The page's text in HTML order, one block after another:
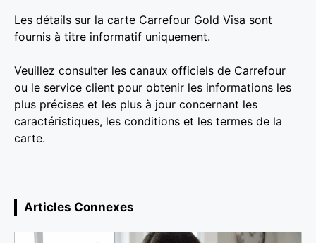
Les détails sur la carte Carrefour Gold Visa sont
fournis à titre informatif uniquement.
Veuillez consulter les canaux officiels de Carrefour
ou le service client pour obtenir les informations les
plus précises et les plus à jour concernant les
caractéristiques, les conditions et les termes de la
carte.
Articles Connexes